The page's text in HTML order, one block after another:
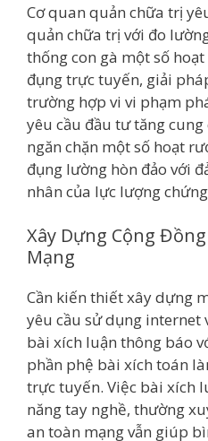
Cơ quan quản chữa trị
quản chữa trị với đo
thống con gà một số
đụng trực tuyến, giải
trường hợp vi vi phạm
yêu cầu đầu tư tăng
ngăn chặn một số hoạt
đụng lường hòn đảo với
nhân của lực lượng
Xây Dựng Cộng
Mạng
Cần kiến thiết xây dựng
yêu cầu sử dụng internet
bài xích luận thông báo
phần phệ bài xích toán
trực tuyến. Việc bài xích
năng tay nghề, thường
an toàn mạng vẫn giúp